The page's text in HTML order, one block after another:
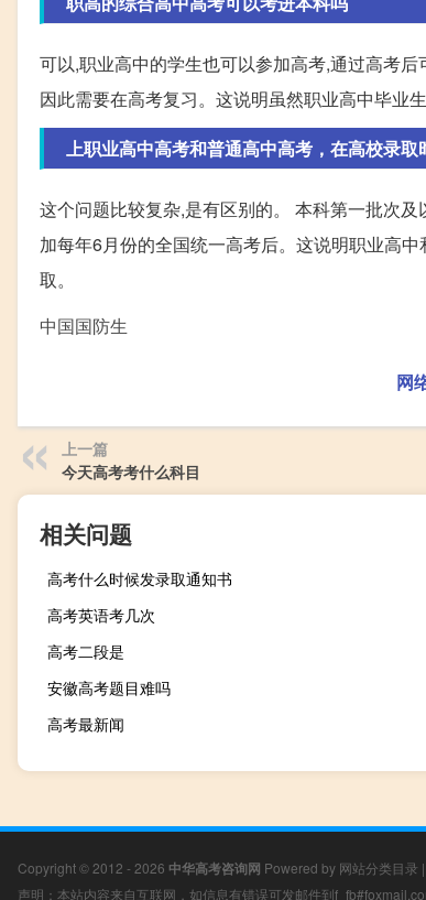
可以,职业高中的学生也可以参加高考,通过高考
因此需要在高考复习。这说明虽然职业高中毕业
上职业高中高考和普通高中高考，在高校录取
这个问题比较复杂,是有区别的。 本科第一批次
加每年6月份的全国统一高考后。这说明职业高
取。
中国国防生
网
上一篇
今天高考考什么科目
相关问题
高考什么时候发录取通知书
高考英语考几次
高考二段是
安徽高考题目难吗
高考最新闻
Copyright © 2012 - 2026 中华高考咨询网 Powered by 网站分类目录 |
声明：本站内容来自互联网，如信息有错误可发邮件到